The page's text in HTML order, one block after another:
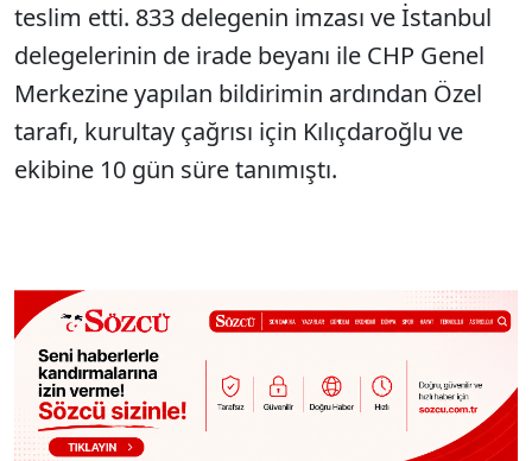
teslim etti. 833 delegenin imzası ve İstanbul
delegelerinin de irade beyanı ile CHP Genel
Merkezine yapılan bildirimin ardından Özel
tarafı, kurultay çağrısı için Kılıçdaroğlu ve
ekibine 10 gün süre tanımıştı.